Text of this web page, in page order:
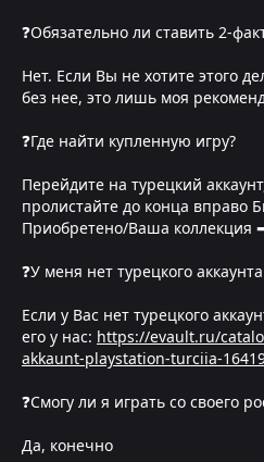
❓Обязательно ли ставить 2-
Нет. Если Вы не хотите этого
без нее, это лишь моя
❓Где найти купленную игру?
Перейдите на турецкий
пролистайте до конца вправо
Приобретено/Ваша коллекция
❓У меня нет турецкого аккаунта
Если у Вас нет турецкого
его у нас: https://evault.ru/
akkaunt-playstation-turciia-
❓Смогу ли я играть со своего
Да, конечно